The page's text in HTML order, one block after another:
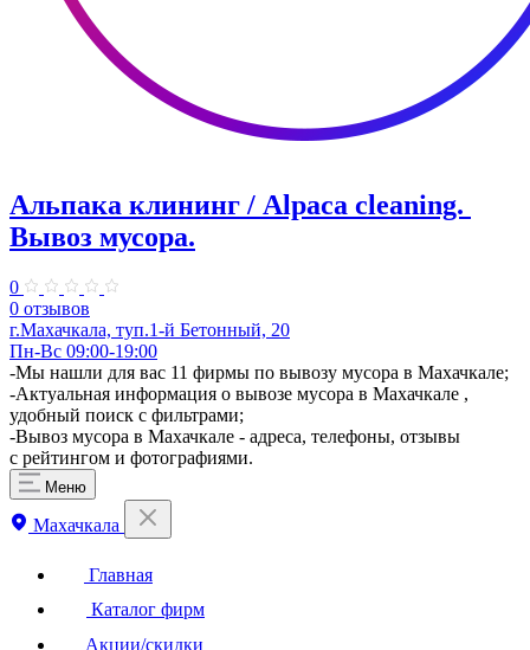
Альпака клининг / Alpaca cleaning. ​
Вывоз мусора.
0
0 отзывов
г.Махачкала, туп.1-й Бетонный, 20
Пн-Вс 09:00-19:00
-Мы нашли для вас 11 фирмы по вывозу мусора в Махачкале;
-Актуальная информация о вывозе мусора в Махачкале ,
удобный поиск с фильтрами;
-Вывоз мусора в Махачкале - адреса, телефоны, отзывы
с рейтингом и фотографиями.
Меню
Махачкала
Главная
Каталог фирм
Акции/скидки